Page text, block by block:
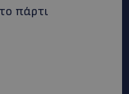
πάρτι